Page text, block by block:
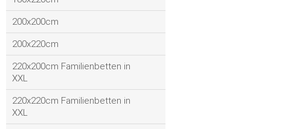
200x200cm
200x220cm
220x200cm Familienbetten in
XXL
220x220cm Familienbetten in
XXL